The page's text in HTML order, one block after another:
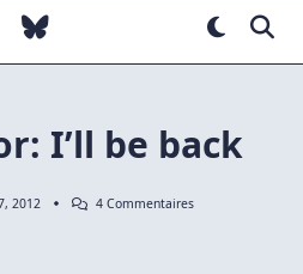
I’ll be back
2012 4 CommentairesSur